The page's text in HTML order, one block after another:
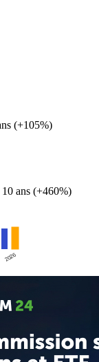
(+105%)
ans (+460%)
2026